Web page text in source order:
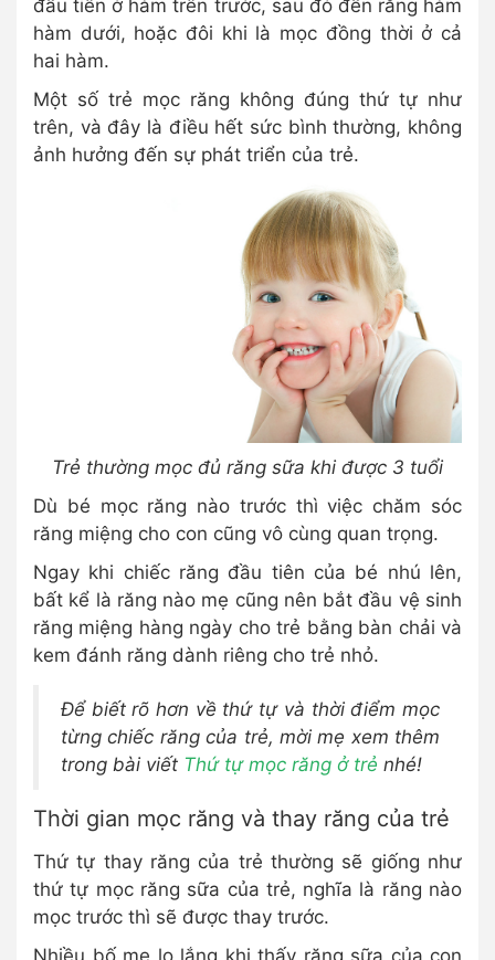
đầu tiên ở hàm trên trước, sau đó đến răng hàm
hàm dưới, hoặc đôi khi là mọc đồng thời ở cả
hai hàm.
Một số trẻ mọc răng không đúng thứ tự như
trên, và đây là điều hết sức bình thường, không
ảnh hưởng đến sự phát triển của trẻ.
Trẻ thường mọc đủ răng sữa khi được 3 tuổi
Dù bé mọc răng nào trước thì việc chăm sóc
răng miệng cho con cũng vô cùng quan trọng.
Ngay khi chiếc răng đầu tiên của bé nhú lên,
bất kể là răng nào mẹ cũng nên bắt đầu vệ sinh
răng miệng hàng ngày cho trẻ bằng bàn chải và
kem đánh răng dành riêng cho trẻ nhỏ.
Để biết rõ hơn về thứ tự và thời điểm mọc
từng chiếc răng của trẻ, mời mẹ xem thêm
trong bài viết Thứ tự mọc răng ở trẻ nhé!
Thời gian mọc răng và thay răng của trẻ
Thứ tự thay răng của trẻ thường sẽ giống như
thứ tự mọc răng sữa của trẻ, nghĩa là răng nào
mọc trước thì sẽ được thay trước.